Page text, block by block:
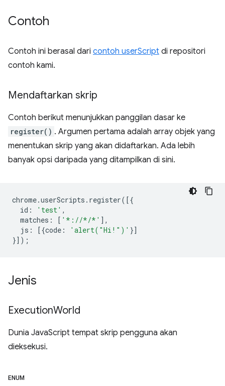
Contoh
Contoh ini berasal dari contoh userScript di repositori
contoh kami.
Mendaftarkan skrip
Contoh berikut menunjukkan panggilan dasar ke
register() . Argumen pertama adalah array objek yang
menentukan skrip yang akan didaftarkan. Ada lebih
banyak opsi daripada yang ditampilkan di sini.
chrome.userScripts . register([{
id : 'test' ,
matches : [ '*://*/*' ],
js : [{code : 'alert("Hi!")' }]
}]);
Jenis
ExecutionWorld
Dunia JavaScript tempat skrip pengguna akan
dieksekusi.
ENUM